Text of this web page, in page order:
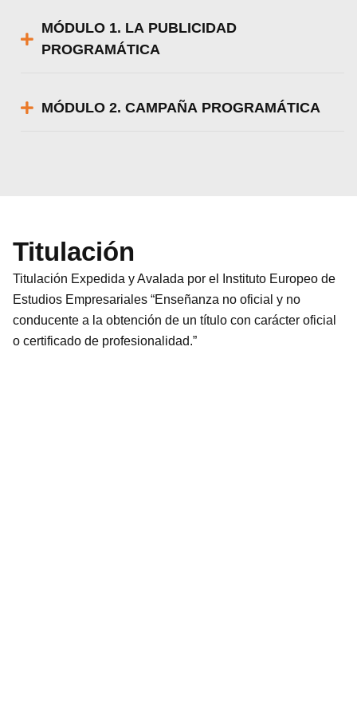
MÓDULO 1. LA PUBLICIDAD
PROGRAMÁTICA
MÓDULO 2. CAMPAÑA PROGRAMÁTICA
Titulación
Titulación Expedida y Avalada por el Instituto Europeo de
Estudios Empresariales “Enseñanza no oficial y no
conducente a la obtención de un título con carácter oficial
o certificado de profesionalidad.”